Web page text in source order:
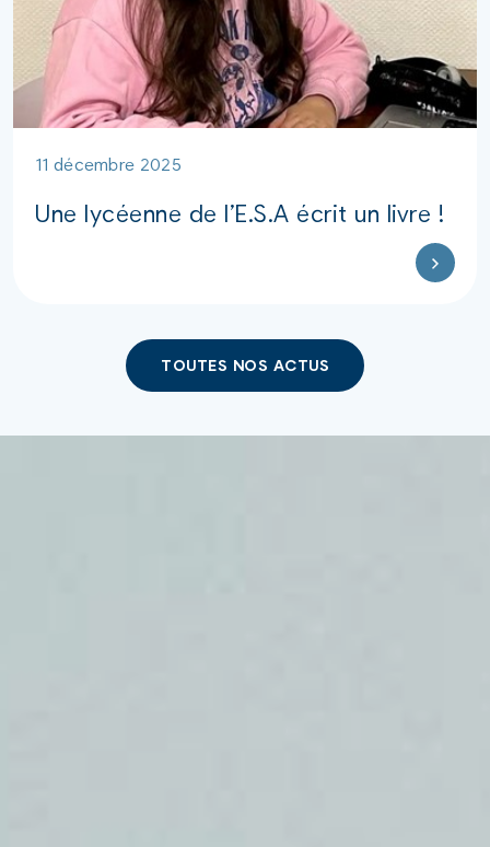
11 décembre 2025
Une lycéenne de l’E.S.A écrit un livre !
TOUTES NOS ACTUS